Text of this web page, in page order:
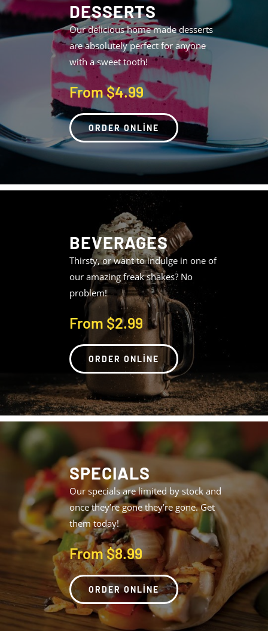
DESSERTS
Our delicious home made desserts
are absolutely perfect for anyone
with a sweet tooth!
From $4.99
ORDER ONLINE
BEVERAGES
Thirsty, or want to indulge in one of
our amazing freak shakes? No
problem!
From $2.99
ORDER ONLINE
SPECIALS
Our specials are limited by stock and
once they’re gone they’re gone. Get
them today!
From $8.99
ORDER ONLINE